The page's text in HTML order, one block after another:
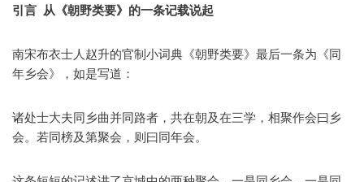
引言 从《朝野类要》的一条记载说起
南宋布衣士人赵升的官制小词典《朝野类要》最后一条为《同
年乡会》，如是写道：
诸处士大夫同乡曲并同路者，共在朝及在三学，相聚作会曰乡
会。若同榜及第聚会，则曰同年会。